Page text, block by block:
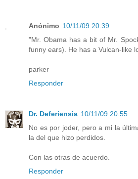
Anónimo 10/11/09 20:39
"Mr. Obama has a bit of Mr.
funny ears). He has a Vulcan-like
parker
Responder
Dr. Deferiensia 10/11/09 20:55
No es por joder, pero a mi la
la del que hizo perdidos.
Con las otras de acuerdo.
Responder